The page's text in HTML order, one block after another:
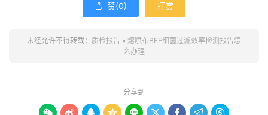
 赞(0) 打赏
未经允许不得转载： 质检报告 » 熔喷布BFE细菌过滤效率检测报告怎
么办理
分享到
        